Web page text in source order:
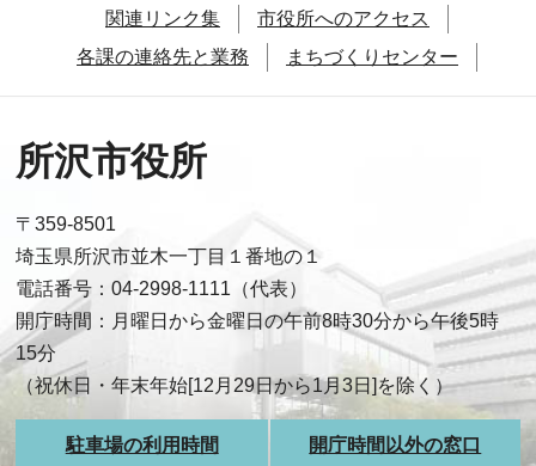
関連リンク集
市役所へのアクセス
各課の連絡先と業務
まちづくりセンター
所沢市役所
〒359-8501
埼玉県所沢市並木一丁目１番地の１
電話番号：04-2998-1111（代表）
開庁時間：月曜日から金曜日の午前8時30分から午後5時
15分
（祝休日・年末年始[12月29日から1月3日]を除く）
駐車場の利用時間 開庁時間以外の窓口